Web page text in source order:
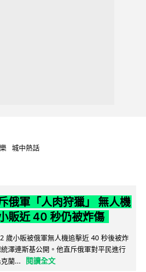
城中熱話
俄軍「人肉狩獵」 無人機
販近 40 秒仍被炸傷
歲小販被俄軍無人機追擊近 40 秒後被炸
澤連斯基公開。他直斥俄軍對平民進行
蘭...
閱讀全文